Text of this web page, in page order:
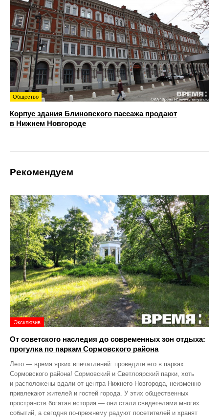
Общество
Корпус здания Блиновского пассажа продают
в Нижнем Новгороде
Рекомендуем
Эксклюзив
От советского наследия до современных зон отдыха:
прогулка по паркам Сормовского района
Лето — время ярких впечатлений: проведите его в парках
Сормовского района! Сормовский и Светлоярский парки, хоть
и расположены вдали от центра Нижнего Новгорода, неизменно
привлекают жителей и гостей города. У этих общественных
пространств богатая история — они стали свидетелями многих
событий, а сегодня по‑прежнему радуют посетителей и хранят